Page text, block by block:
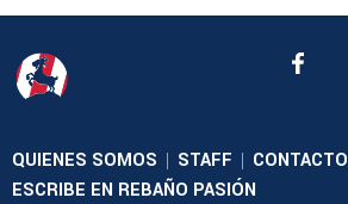
QUIENES SOMOS | STAFF | CONTACTO
ESCRIBE EN REBAÑO PASIÓN